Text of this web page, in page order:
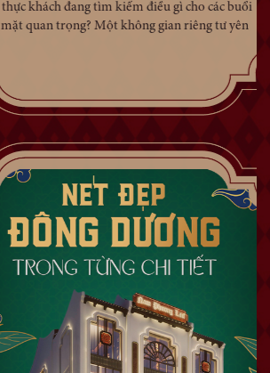
đang tìm kiếm điều gì cho các buổi
trọng? Một không gian riêng tư yên
với sự ồn ào giữa lòng đô thị? Nơi có
chất riêng, sang trọng lộng lẫy nhưng
tinh tế? Nơi mang đến những món
ăn...